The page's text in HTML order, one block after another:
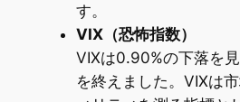
す。
VIX（恐怖指数）
VIXは0.90%の下落を
を終えました。VIXは